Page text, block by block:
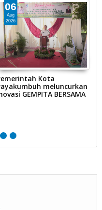
06
Aug
2026
Kota
meluncurkan
GEMPITA BERSAMA